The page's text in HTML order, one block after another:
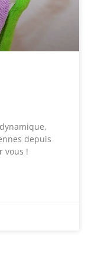
depuis
vous !